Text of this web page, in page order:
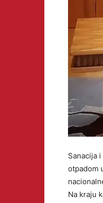
Sanacija
otpadom
Na kraju